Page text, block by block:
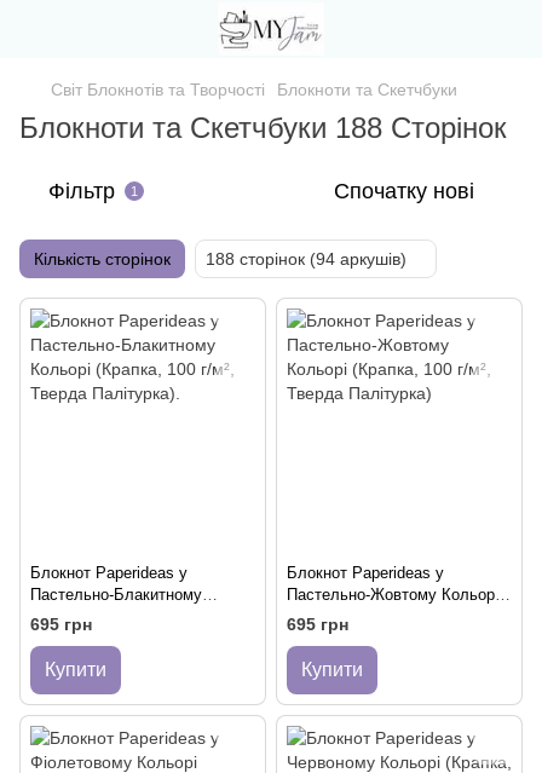
Світ Блокнотів та Творчості Блокноти та Скетчбуки
Блокноти та Скетчбуки 188 Сторінок
Фільтр 1 Спочатку нові
Кількість сторінок 188 сторінок (94 аркушів)
Блокнот Paperideas у
Пастельно-Блакитному
Кольорі (Крапка, 100 г/м²,
Тверда Палітурка).
695 грн
Купити
Блокнот Paperideas у
Пастельно-Жовтому Кольорі
(Крапка, 100 г/м², Тверда
Палітурка)
695 грн
Купити